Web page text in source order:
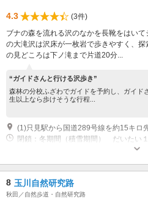
4.3
(3件)
ブナの森を流れる沢のなかを長靴をはい
の大滝沢は沢床が一枚岩で歩きやすく、
の見どころは下ノ滝まで片道20分...
“ガイドさんと行ける沢歩き”
森林の分校ふざわでガイドを予約し、ガイド
生以上なら歩けそうな行程...
閉鎖：冬期間（積雪期間） だいたい
8 玉川自然研究路
秋田／自然歩道・自然研究路